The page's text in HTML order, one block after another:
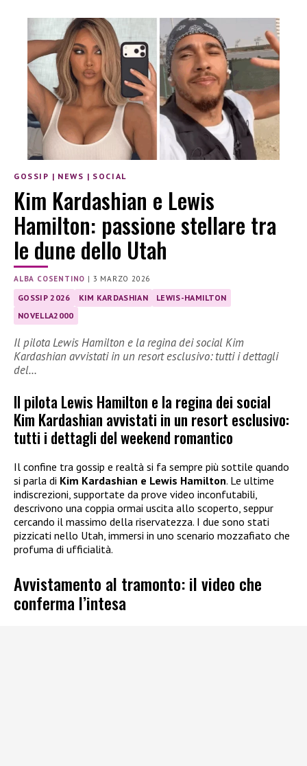
GOSSIP | NEWS | SOCIAL
Kim Kardashian e Lewis
Hamilton: passione stellare tra
le dune dello Utah
ALBA COSENTINO | 3 MARZO 2026
GOSSIP 2026 KIM KARDASHIAN
LEWIS-HAMILTON
NOVELLA2000
Il pilota Lewis Hamilton e la regina dei social Kim
Kardashian avvistati in un resort esclusivo: tutti i dettagli
del…
Il pilota Lewis Hamilton e la regina dei social
Kim Kardashian avvistati in un resort esclusivo:
tutti i dettagli del weekend romantico
Il confine tra gossip e realtà si fa sempre più sottile quando
si parla di Kim Kardashian e Lewis Hamilton. Le ultime
indiscrezioni, supportate da prove video inconfutabili,
descrivono una coppia ormai uscita allo scoperto, seppur
cercando il massimo della riservatezza. I due sono stati
pizzicati nello Utah, immersi in uno scenario mozzafiato che
profuma di ufficialità.
Avvistamento al tramonto: il video che
conferma l’intesa